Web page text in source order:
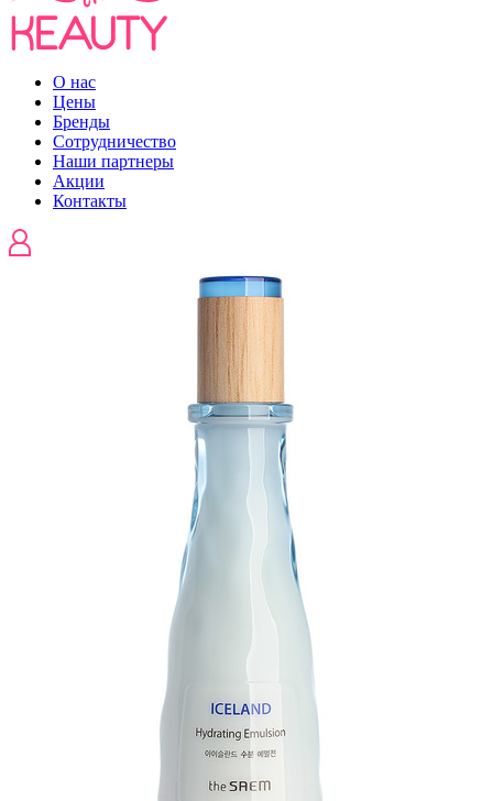
О нас
Цены
Бренды
Сотрудничество
Наши партнеры
Акции
Контакты